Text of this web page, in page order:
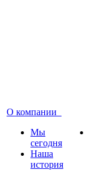
О компании
Мы
сегодня
Наша
история